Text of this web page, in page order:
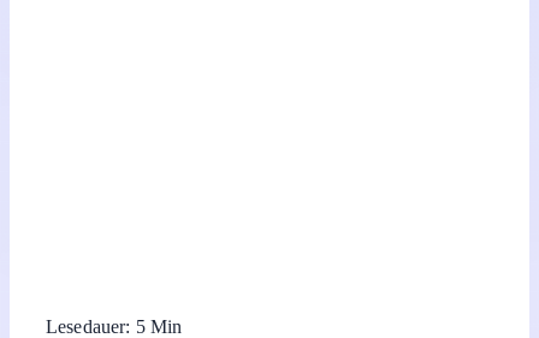
Lesedauer: 5 Min